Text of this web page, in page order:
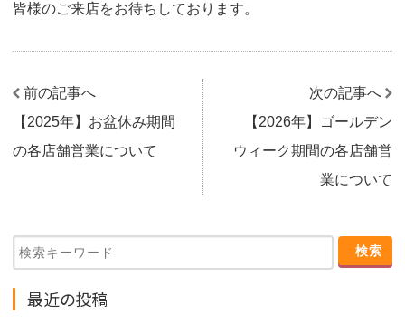
皆様のご来店をお待ちしております。
前の記事へ
【2025年】お盆休み期間
の各店舗営業について
次の記事へ
【2026年】ゴールデン
ウィーク期間の各店舗営
業について
最近の投稿